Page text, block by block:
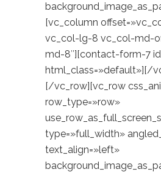
[vc_column
vc_col-lg-8 vc_col-md-
md-8″][contact-form-7
html_class=»default»][/
[/vc_row][vc_row
row_type=»row»
type=»full_width»
text_align=»left»